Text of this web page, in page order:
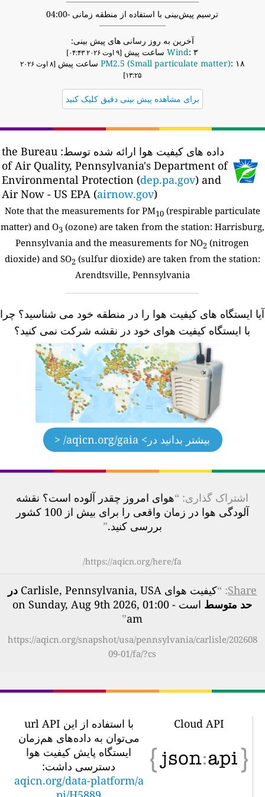
ترسیم پیش‌بینی با استفاده از منطقه زمانی -04:00
آخرین به روز رسانی های پیش بینی:
Wind : ۳ ساعت پیش [۹ اوت ۲۰۲۶ ۰۴:۴۳]
PM2.5 (Small particulate matter) : ۱۸ ساعت پیش
[۸ اوت ۲۰۲۶
۱۳:۲۵]
برای مشاهده پیش بینی دقیق کلیک کنید
داده های کیفیت هوا ارائه شده توسط: the Bureau
of Air Quality, Pennsylvania's Department of
Environmental Protection (dep.pa.gov) and
Air Now - US EPA (airnow.gov)
Note that the measurements for PM10(respirable particulate
matter) and O3(ozone) are taken from the station:
Pennsylvania and the measurements for NO2(nitrogen
dioxide) and SO2(sulfur dioxide) are taken from the station:
Arendtsville, Pennsylvania
ایستگاه های کیفیت هوا را در منطقه خود می شناسید؟ چرا
با ایستگاه کیفیت هوای خود در نقشه شرکت نمی کنید؟
بیشتر بدانید در> aqicn.org/gaia/ <
اشتراک گذاری: “هوای امروز چقدر آلوده است؟ نقشه
آلودگی هوا در زمان واقعی را برای بیش از 100 کشور
بررسی کنید.”
https://aqicn.org/here/fa/
Share
: “کیفیت هوای Carlisle, Pennsylvania, USA
در
حد متوسط
است - on Sunday, Aug 9th 2026, 01:00
am
”
https://aqicn.org/snapshot/usa/pennsylvania/carlisle/202608
09-01/fa/?cs
Cloud API
با استفاده از این url API
می‌توان به داده‌های هم‌زمان
ایستگاه پایش کیفیت هوا
دسترسی داشت:
aqicn.org/data-platform/a